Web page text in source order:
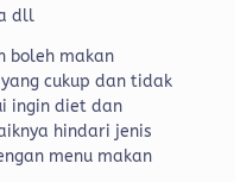
dll
boleh makan
cukup dan tidak
ingin diet dan
hindari jenis
menu makan